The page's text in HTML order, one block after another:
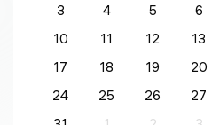
3
4 5 6
10
11 12 13
17
18 19 20
24
25 26 27